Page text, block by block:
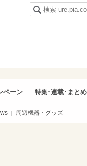
ペーン 特集･連載･まとめ
周辺機器・グッズ